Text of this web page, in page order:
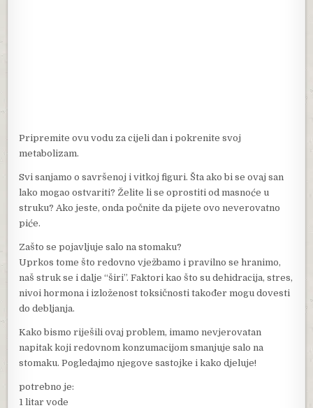
Pripremite ovu vodu za cijeli dan i pokrenite svoj
metabolizam.
Svi sanjamo o savršenoj i vitkoj figuri. Šta ako bi se ovaj san
lako mogao ostvariti? Želite li se oprostiti od masnoće u
struku? Ako jeste, onda počnite da pijete ovo neverovatno
piće.
Zašto se pojavljuje salo na stomaku?
Uprkos tome što redovno vježbamo i pravilno se hranimo,
naš struk se i dalje “širi”. Faktori kao što su dehidracija, stres,
nivoi hormona i izloženost toksičnosti također mogu dovesti
do debljanja.
Kako bismo riješili ovaj problem, imamo nevjerovatan
napitak koji redovnom konzumacijom smanjuje salo na
stomaku. Pogledajmo njegove sastojke i kako djeluje!
potrebno je:
1 litar vode